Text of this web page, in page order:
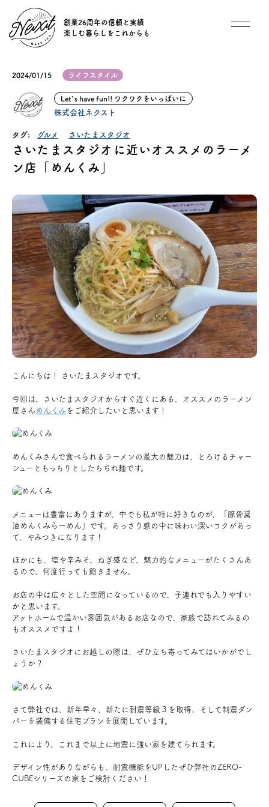
創業26周年の信頼と実績
楽しむ暮らしをこれからも
住宅商品
イベント
オススメ物件
オーナー様インタビュー
ごあいさつ
チーム紹介
アクセス
ブログ
キャンペーン
SDGs
プライバシーポリシー
モデルハウス見学・ご予約
お問い合わせ
会員登録
資料請求
オンライン無料相談
定休: 水曜・第一火曜
船橋スタジオ
さいたまスタジオ 0120-757-221
2024/01/15 ライフスタイル
Let`s have fun!! ワクワクをいっぱいに
株式会社ネクスト
タグ: グルメ さいたまスタジオ
さいたまスタジオに近いオススメのラーメ
ン店「めんくみ」
こんにちは！ さいたまスタジオです。
今回は、さいたまスタジオからすぐ近くにある、オススメのラーメン
屋さん めんくみ をご紹介したいと思います！
めんくみさんで食べられるラーメンの最大の魅力は、
とろけるチャー
シューともっちりとしたちぢれ麺 です。
メニューは豊富にありますが、中でも私が特に好きなのが、「豚骨醤
油めんくみらーめん」です。あっさり感の中に味わい深いコクがあっ
て、やみつきになります！
ほかにも、塩や辛みそ、ねぎ盛など、魅力的なメニューがたくさんあ
るので、何度行っても飽きません。
お店の中は広々とした空間になっているので、子連れでも入りやすい
かと思います。
アットホームで温かい雰囲気があるお店なので、家族で訪れてみるの
もオススメですよ！
さいたまスタジオにお越しの際は、ぜひ立ち寄ってみてはいかがでし
ょうか？
さて弊社では、新年早々、新たに耐震等級３を取得、そして制震ダン
パーを装備する住宅プランを展開しています。
これにより、これまで以上に 地震に強い家 を建てられます。
デザイン性がありながらも、耐震機能をUPしたぜひ弊社のZERO-
CUBEシリーズの家をご検討ください！